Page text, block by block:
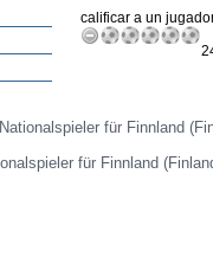
calificar a un
für Finnland
für Finnland